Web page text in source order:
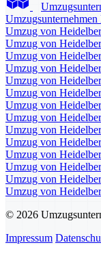
Umzug von
Umzug von
Umzug von
Umzug von
Umzug von
Umzug von
Umzug von
Umzug von
Umzug von
Umzug von
Umzug von
Umzug von
Umzug von
Umzug von
© 2026
Impressum